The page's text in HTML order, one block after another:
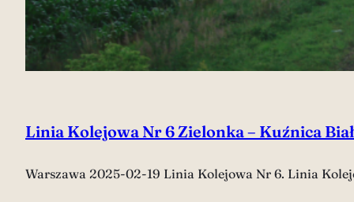
Linia Kolejowa Nr 6 Zielonka – Kuźnica
Warszawa 2025-02-19 Linia Kolejowa Nr 6. Linia